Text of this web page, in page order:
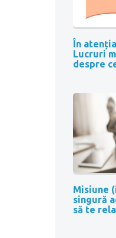
În
Lucruri
despre
Misiune
singură
să te